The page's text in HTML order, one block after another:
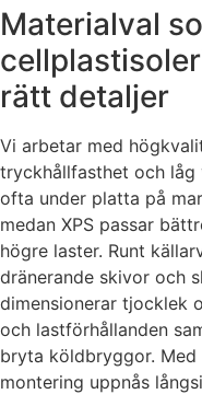
Materialval
rätt detaljer
Vi arbetar med
tryckhållfasthet och låg
ofta under platta på
medan XPS passar
högre laster. Runt
dränerande skivor och
dimensionerar tjocklek
och lastförhållanden
bryta köldbryggor.
montering uppnås